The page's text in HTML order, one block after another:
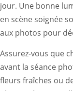
jour. Une bonne
en scène soignée
aux photos pour
Assurez-vous que
avant la séance
fleurs fraîches ou